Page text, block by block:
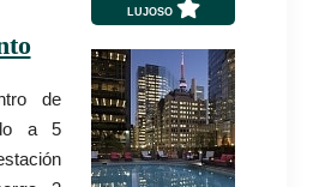
LUJOSO
de
a 5